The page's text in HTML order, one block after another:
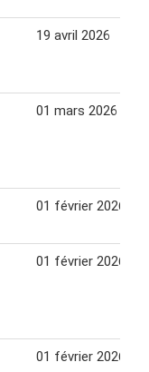
19 avril 2026
01 mars 2026
01 février 2026
01 février 2026
01 février 2026